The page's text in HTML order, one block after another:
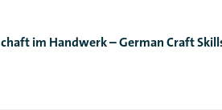
im Handwerk – German Craft